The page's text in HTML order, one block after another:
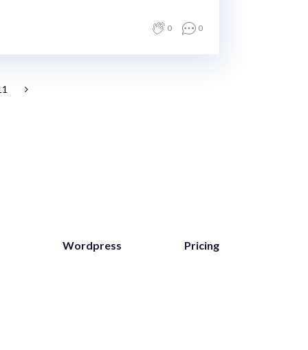
0 0
Wordpress Pricing